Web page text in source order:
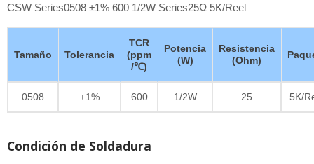
CSW Series0508 ±1% 600 1/2W Series25Ω 5K/Reel
Tamaño Tolerancia
TCR
(ppm
/℃)
Potencia
(W)
Resistencia
(Ohm)
0508 ±1% 600 1/2W 25 5K/
Condición de Soldadura